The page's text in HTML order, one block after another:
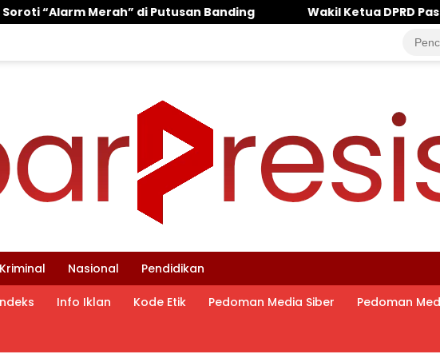
Banding ‎Wakil Ketua DPRD Pasuruan Muhammad Zaini:
Kriminal Nasional Pendidikan
Info Iklan Kode Etik Pedoman Media Siber Pedoman